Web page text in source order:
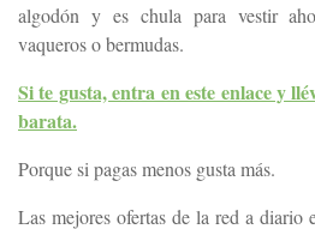
algodón y es chula para vestir
vaqueros o bermudas.
Si te gusta, entra en este enlace y
barata.
Porque si pagas menos gusta más.
Las mejores ofertas de la red a diario